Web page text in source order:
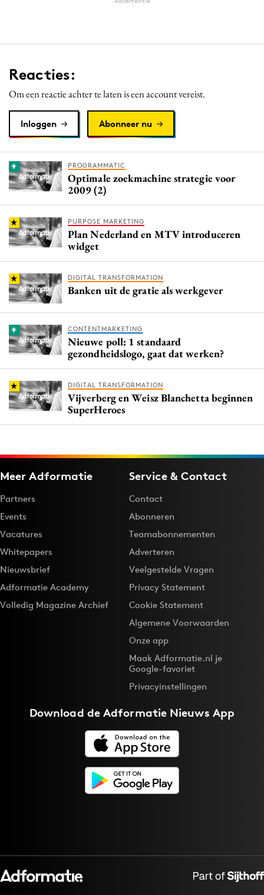
Reacties:
Om een reactie achter te laten is een account vereist.
Inloggen Abonneer nu
PROGRAMMATIC
Optimale zoekmachine strategie voor
2009 (2)
PURPOSE MARKETING
Plan Nederland en MTV introduceren
widget
DIGITAL TRANSFORMATION
Banken uit de gratie als werkgever
CONTENTMARKETING
Nieuwe poll: 1 standaard
gezondheidslogo, gaat dat werken?
DIGITAL TRANSFORMATION
Vijverberg en Weisz Blanchetta beginnen
SuperHeroes
Meer Adformatie
Partners
Events
Vacatures
Whitepapers
Nieuwsbrief
Adformatie Academy
Volledig Magazine Archief
Service & Contact
Contact
Abonneren
Teamabonnementen
Adverteren
Veelgestelde Vragen
Privacy Statement
Cookie Statement
Algemene Voorwaarden
Onze app
Maak Adformatie.nl je
Google-favoriet
Privacyinstellingen
Download deAdformatie Nieuws App